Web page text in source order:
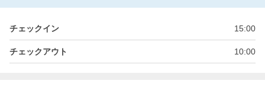
チェックイン 15:00
チェックアウト 10:00